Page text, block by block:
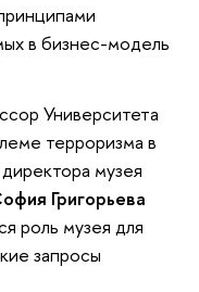
в бизнес-модель
Университета
терроризма в
музея
Григорьева
роль музея для
запросы